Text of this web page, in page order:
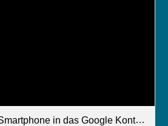
in das Google Konto importieren (A)